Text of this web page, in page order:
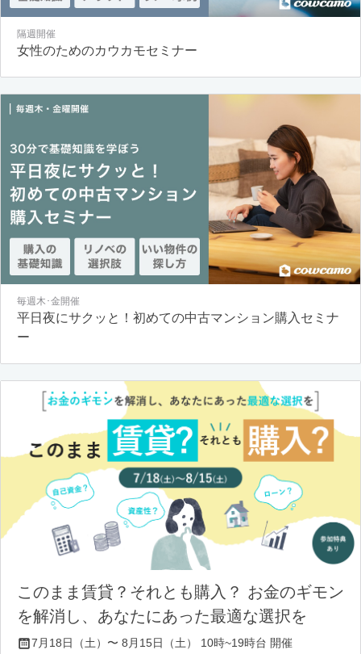
隔週開催
女性のためのカウカモセミナー
毎週木･金開催
平日夜にサクッと！初めての中古マンション購入セミナ
ー
このまま賃貸？それとも購入？ お金のギモン
を解消し、あなたにあった最適な選択を
7月18日（土）〜 8月15日（土） 10時~19時台 開催